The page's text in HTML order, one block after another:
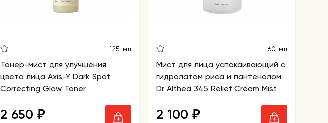
125 мл
Тонер-мист для улучшения
цвета лица Axis-Y Dark Spot
Correcting Glow Toner
2 650 ₽
60 мл
Мист для лица успокаивающий с
гидролатом риса и пантенолом
Dr Althea 345 Relief Cream Mist
2 100 ₽